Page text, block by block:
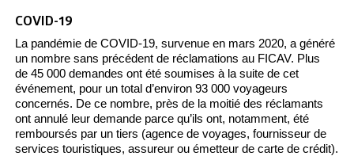
COVID-19
La pandémie de COVID-19, survenue en mars 2020, a généré
un nombre sans précédent de réclamations au FICAV. Plus
de 45 000 demandes ont été soumises à la suite de cet
événement, pour un total d’environ 93 000 voyageurs
concernés. De ce nombre, près de la moitié des réclamants
ont annulé leur demande parce qu’ils ont, notamment, été
remboursés par un tiers (agence de voyages, fournisseur de
services touristiques, assureur ou émetteur de carte de crédit).